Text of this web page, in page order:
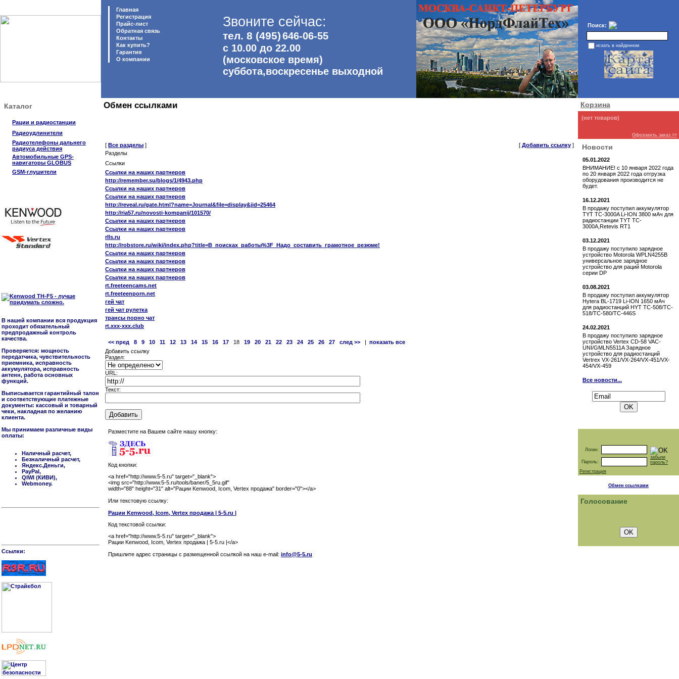
Главная
Регистрация
Прайс-лист
Обратная связь
Контакты
Как купить?
Гарантия
O компании
Звоните сейчас:
тел. 8 (495)646-06-55
с 10.00 до 22.00
(московское время)
суббота,воскресенье выходной
Поиск:
искать в найденном
Каталог
Рации и радиостанции
Радиоудлинители
Радиотелефоны дальнего
радиуса действия
Автомобильные GPS-
навигаторы GLOBUS
GSM-глушители
В нашей компании вся продукция
проходит обязательный
предпродажный контроль
качества.
Проверяется: мощность
передатчика, чувствительность
приемника, исправность
аккумулятора, исправность
антенн, работа основных
функций.
Выписывается гарантийный талон
и соответствующие платежные
документы: кассовый и товарный
чеки, накладная по желанию
клиента.
Мы принимаем различные виды
оплаты:
Наличный расчет,
Безналичный расчет,
Яндекс.Деньги,
PayPal,
QIWI (КИВИ),
Webmoney.
Cсылки:
Обмен ссылками
[ Все разделы ] [ Добавить ссылку ]
Разделы
Ссылки
Ссылки на наших партнеров
http://remember.su/blogs/1/4943.php
Ссылки на наших партнеров
Ссылки на наших партнеров
http://reveal.ru/gate.html?name=Journal&file=display&jid=25464
http://ria57.ru/novosti-kompanij/101570/
Ссылки на наших партнеров
Ссылки на наших партнеров
rlls.ru
http://robstore.ru/wiki/index.php?title=В_поисках_работы%3F_Надо_составить_грамотное_резюме!
Ссылки на наших партнеров
Ссылки на наших партнеров
Ссылки на наших партнеров
Ссылки на наших партнеров
rt.freeteencams.net
rt.freeteenporn.net
гей чат
гей чат рулетка
трансы порно чат
rt.xxx-xxx.club
<< пред 8 9 10 11 12 13 14 15 16 17 18 19 20 21 22 23 24 25 26 27 след >>
показать все
Добавить ссылку
Раздел:
URL:
Текст:
Разместите на Вашем сайте нашу кнопку:
Код кнопки:
<a href="http://www.5-5.ru" target="_blank">
<img src="http://www.5-5.ru/tools/baner/5_5ru.gif"
width="88" height="31" alt="Рации Kenwood, Icom, Vertex продажа" border="0"></a>
Или текстовую ссылку:
Рации Kenwood, Icom, Vertex продажа | 5-5.ru |
Код текстовой ссылки:
<a href="http://www.5-5.ru" target="_blank">
Рации Kenwood, Icom, Vertex продажа | 5-5.ru |</a>
Пришлите адрес страницы c размещенной ссылкой на наш e-mail: info@5-5.ru
Корзина
(нет товаров)
Оформить заказ >>
Новости
05.01.2022
ВНИМАНИЕ! с 10 января 2022 года
по 20 января 2022 года отгрузка
оборудования производится не
будет.
16.12.2021
В продажу поступил аккумулятор
TYT TC-3000A Li-ION 3800 мАч для
радиостанции TYT TC-
3000A,Retevis RT1
03.12.2021
В продажу поступило зарядное
устройство Motorola WPLN4255B
универсальное зарядное
устройство для раций Motorola
серии DP
03.08.2021
В продажу поступил аккумулятор
Hytera BL-1719 Li-ION 1650 мАч
для радиостанций HYT TC-508/TC-
518/TC-580/TC-446S
24.02.2021
В продажу поступило зарядное
устройство Vertex СD-58 VAC-
UNI/GMLN5511A Зарядное
устройство для радиостанций
Vertrex VX-261/VX-264/VX-451/VX-
454/VX-459
Все новости...
Логин:
Пароль:
забыли
пароль?
Регистрация
Обмен ссылками
Голосование